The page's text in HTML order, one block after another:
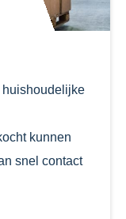
huishoudelijke
kunnen
snel contact